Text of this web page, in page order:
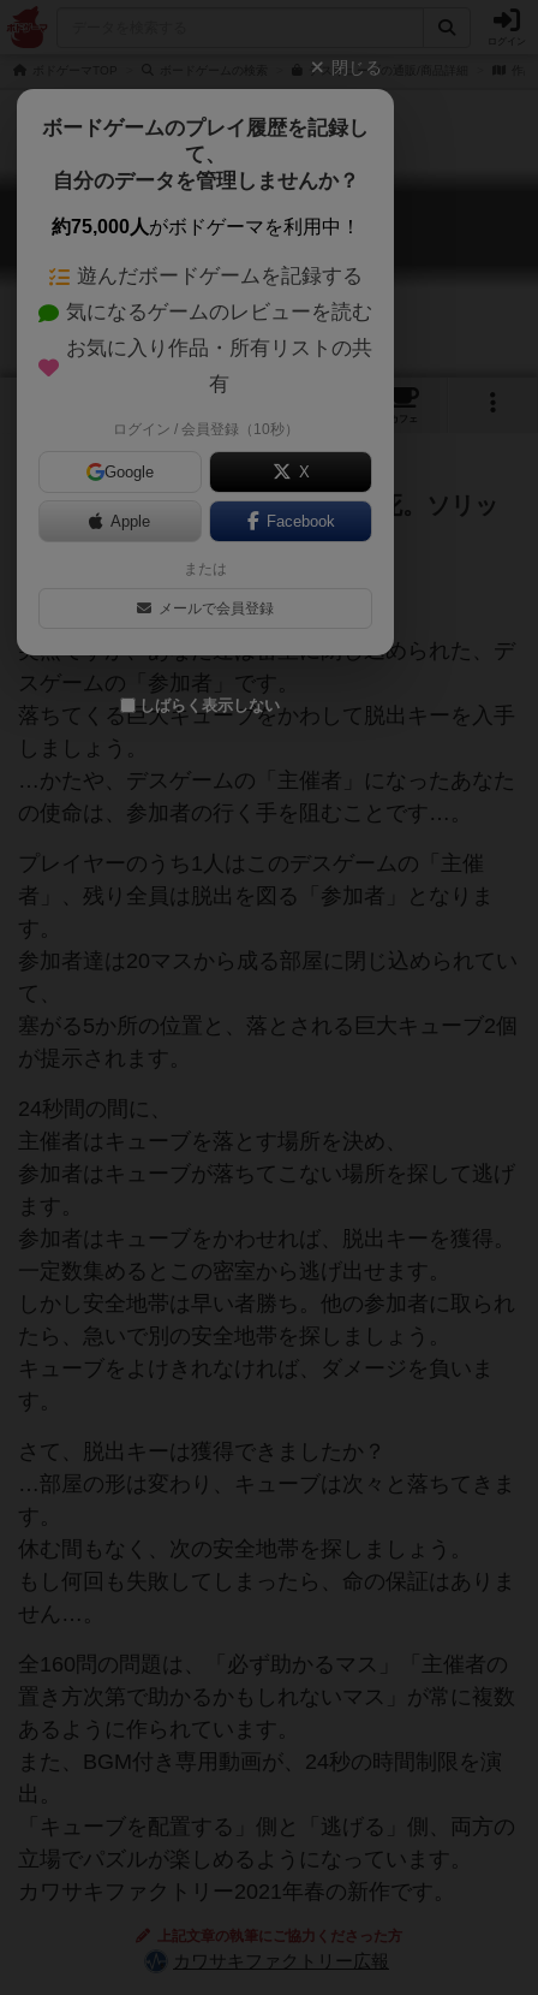
デスキューブの通販/商品詳細
デスキューブ
Death Cube
カフェ
命がけのパズル、解けなければ圧死。ソリッ
ドシチュエーションパズル
突然ですが、あなた達は密室に閉じ込められた、デ
スゲームの「参加者」です。
落ちてくる巨大キューブをかわして脱出キーを入手
しましょう。
…かたや、デスゲームの「主催者」になったあなた
の使命は、参加者の行く手を阻むことです…。
プレイヤーのうち1人はこのデスゲームの「主催
者」、残り全員は脱出を図る「参加者」となりま
す。
参加者達は20マスから成る部屋に閉じ込められてい
て、
塞がる5か所の位置と、落とされる巨大キューブ2個
が提示されます。
24秒間の間に、
主催者はキューブを落とす場所を決め、
参加者はキューブが落ちてこない場所を探して逃げ
ます。
参加者はキューブをかわせれば、脱出キーを獲得。
一定数集めるとこの密室から逃げ出せます。
しかし安全地帯は早い者勝ち。他の参加者に取られ
たら、急いで別の安全地帯を探しましょう。
キューブをよけきれなければ、ダメージを負いま
す。
さて、脱出キーは獲得できましたか？
…部屋の形は変わり、キューブは次々と落ちてきま
す。
休む間もなく、次の安全地帯を探しましょう。
もし何回も失敗してしまったら、命の保証はありま
せん…。
全160問の問題は、「必ず助かるマス」「主催者の
置き方次第で助かるかもしれないマス」が常に複数
あるように作られています。
また、BGM付き専用動画が、24秒の時間制限を演
出。
「キューブを配置する」側と「逃げる」側、両方の
立場でパズルが楽しめるようになっています。
カワサキファクトリー2021年春の新作です。
上記文章の執筆にご協力くださった方
カワサキファクトリー広報
閉じる
ボードゲームのプレイ履歴を記録し
て、
自分のデータを管理しませんか？
約75,000人がボドゲーマを利用中！
遊んだボードゲームを記録する
気になるゲームのレビューを読む
お気に入り作品・所有リストの共
有
ログイン / 会員登録（10秒）
Google X
Apple Facebook
または
メールで会員登録
しばらく表示しない